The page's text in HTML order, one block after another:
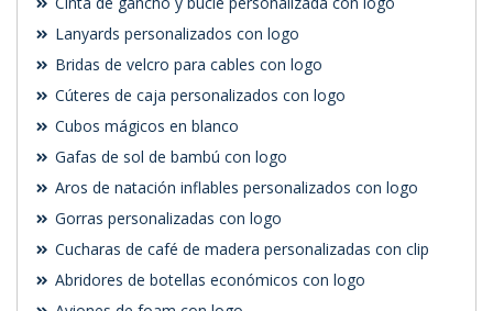
Lanyards personalizados con logo
Bridas de velcro para cables con logo
Cúteres de caja personalizados con logo
Cubos mágicos en blanco
Gafas de sol de bambú con logo
Aros de natación inflables personalizados con logo
Gorras personalizadas con logo
Cucharas de café de madera personalizadas con clip
Abridores de botellas económicos con logo